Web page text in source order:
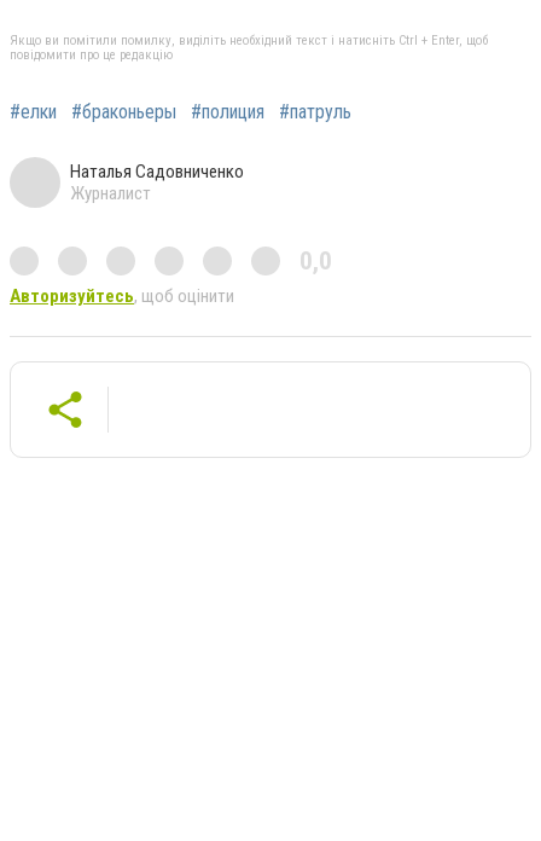
Якщо ви помітили помилку, виділіть необхідний текст і натисніть Ctrl + Enter, щоб
повідомити про це редакцію
#елки #браконьеры #полиция #патруль
Наталья Садовниченко
Журналист
0,0
Авторизуйтесь, щоб оцінити